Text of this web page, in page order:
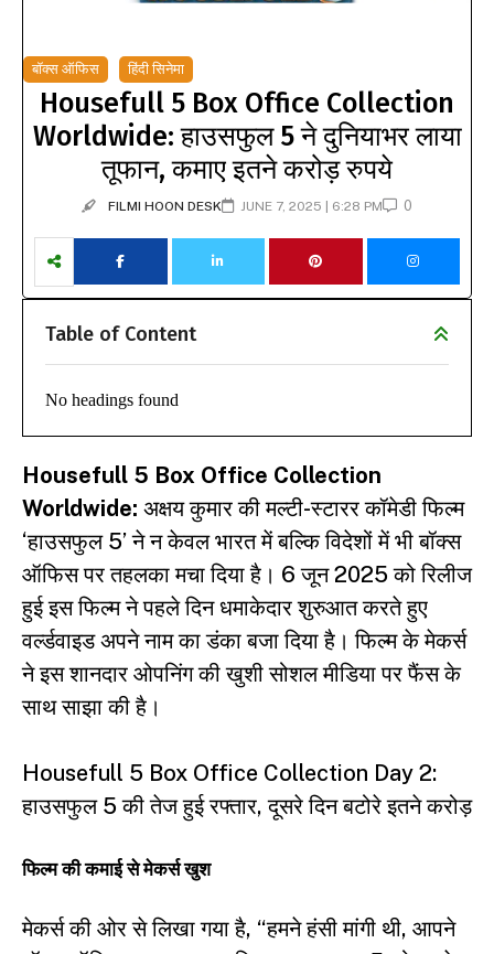
बॉक्स ऑफिस हिंदी सिनेमा
Housefull 5 Box Office Collection
Worldwide: हाउसफुल 5 ने दुनियाभर लाया
तूफान, कमाए इतने करोड़ रुपये
FILMI HOON DESK JUNE 7, 2025 | 6:28 PM 0
Table of Content
No headings found
Housefull 5 Box Office Collection
Worldwide: अक्षय कुमार की मल्टी-स्टारर कॉमेडी फिल्म
‘हाउसफुल 5’ ने न केवल भारत में बल्कि विदेशों में भी बॉक्स
ऑफिस पर तहलका मचा दिया है। 6 जून 2025 को रिलीज
हुई इस फिल्म ने पहले दिन धमाकेदार शुरुआत करते हुए
वर्ल्डवाइड अपने नाम का डंका बजा दिया है। फिल्म के मेकर्स
ने इस शानदार ओपनिंग की खुशी सोशल मीडिया पर फैंस के
साथ साझा की है।
Housefull 5 Box Office Collection Day 2:
हाउसफुल 5 की तेज हुई रफ्तार, दूसरे दिन बटोरे इतने करोड़
फिल्म की कमाई से मेकर्स खुश
मेकर्स की ओर से लिखा गया है, “हमने हंसी मांगी थी, आपने